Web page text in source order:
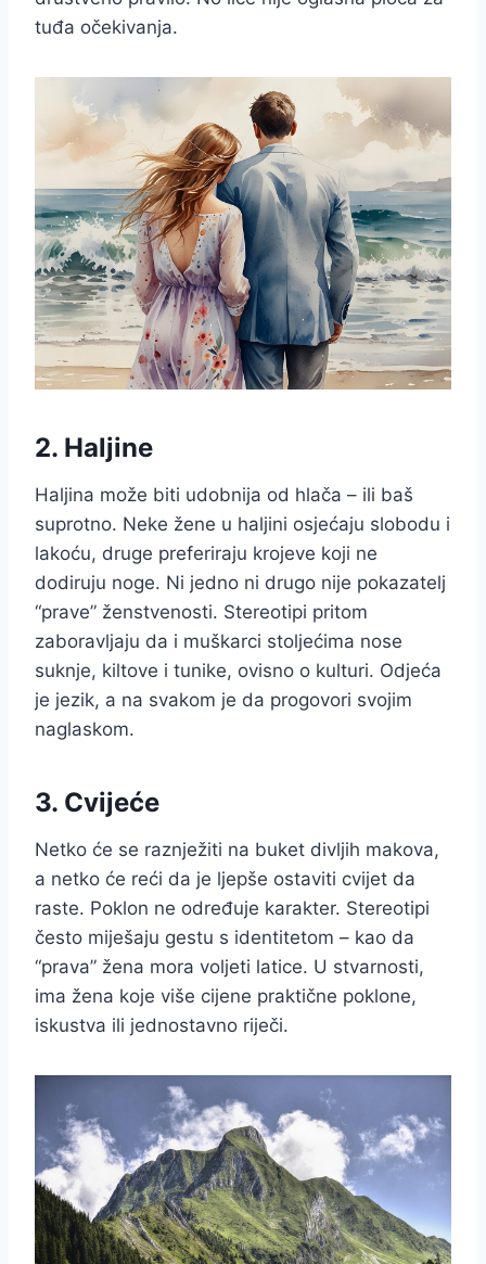
tuđa očekivanja.
2. Haljine
Haljina može biti udobnija od hlača – ili baš
suprotno. Neke žene u haljini osjećaju slobodu i
lakoću, druge preferiraju krojeve koji ne
dodiruju noge. Ni jedno ni drugo nije pokazatelj
“prave” ženstvenosti. Stereotipi pritom
zaboravljaju da i muškarci stoljećima nose
suknje, kiltove i tunike, ovisno o kulturi. Odjeća
je jezik, a na svakom je da progovori svojim
naglaskom.
3. Cvijeće
Netko će se raznježiti na buket divljih makova,
a netko će reći da je ljepše ostaviti cvijet da
raste. Poklon ne određuje karakter. Stereotipi
često miješaju gestu s identitetom – kao da
“prava” žena mora voljeti latice. U stvarnosti,
ima žena koje više cijene praktične poklone,
iskustva ili jednostavno riječi.